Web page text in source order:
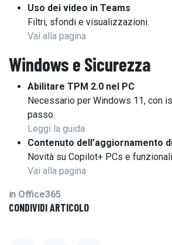
Uso dei video in Teams
Filtri, sfondi e visualizzazioni.
Vai alla pagina
Windows e Sicurezza
Abilitare TPM 2.0 nel PC
Necessario per Windows 11, con
passo.
Leggi la guida
Contenuto dell’aggiornamento
Novità su Copilot+ PCs e
Vai alla pagina
in Office365
CONDIVIDI ARTICOLO